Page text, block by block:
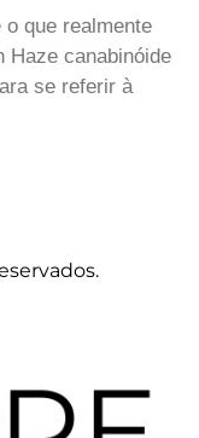
que realmente
Haze canabinóide
se referir à